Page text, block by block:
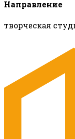
Направление
творческая